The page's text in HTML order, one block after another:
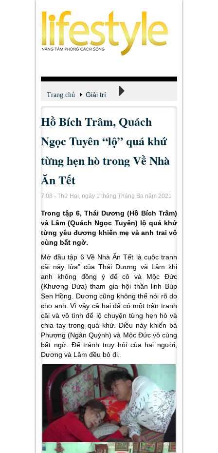
Trang chủ Giải trí
Xem - Nghe - Đọc
Hồ Bích Trâm, Quách
Ngọc Tuyên “lộ” quá khứ
từng hẹn hò trong Về Nhà
Ăn Tết
7:08 - Thứ Hai, ngày 1 tháng Tháng Ba năm 2021
Trong tập 6, Thái Dương (Hồ Bích Trâm)
và Lâm (Quách Ngọc Tuyên) lộ quá khứ
từng yêu đương khiến mẹ và anh trai vô
cùng bất ngờ.
Mở đầu tập 6 Về Nhà Ăn Tết là cuộc tranh
cãi nảy lửa” của Thái Dương và Lâm khi
anh không đồng ý để cô và Mộc Đức
(Khương Dừa) tham gia hội thần linh Búp
Sen Hồng. Dương cũng không thể nói rõ do
cho anh. Vì vậy cả hai đã có một trận tranh
cãi và vô tình để lộ chuyện từng hẹn hò và
chia tay trong quá khứ. Điều này khiến bà
Phượng (Ngân Quỳnh) và Mộc Đức vô cùng
bất ngờ. Để tránh truy hỏi của hai người,
Dương và Lâm đều bỏ đi.